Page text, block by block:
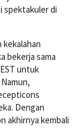
spektakuler di
kekalahan
bekerja sama
untuk
Dengan
akhirnya kembali